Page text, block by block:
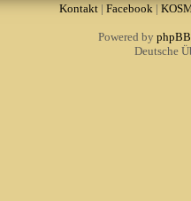
Kontakt| Facebook |
Powered by phpBB
Deutsche